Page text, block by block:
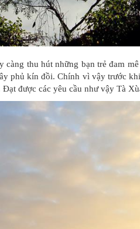
càng thu hút những bạn trẻ đam
phủ kín đồi. Chính vì vậy trước
được các yêu cầu như vậy Tà